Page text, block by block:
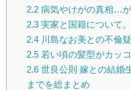
2.2病気やけがの真相…
2.3実家と国籍について
2.4川島なお美との不倫
2.5若い頃の髪型がカッ
2.6世良公則 嫁との結婚
までを総まとめ